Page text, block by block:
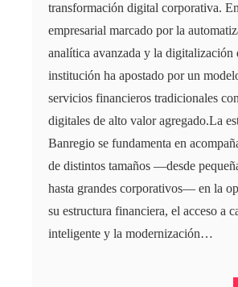
transformación digital corporativa.
empresarial marcado por la
analítica avanzada y la digitalización
institución ha apostado por un
servicios financieros tradicionales
digitales de alto valor agregado.La
Banregio se fundamenta en
de distintos tamaños —desde
hasta grandes corporativos— en la
su estructura financiera, el acceso a
inteligente y la modernización…